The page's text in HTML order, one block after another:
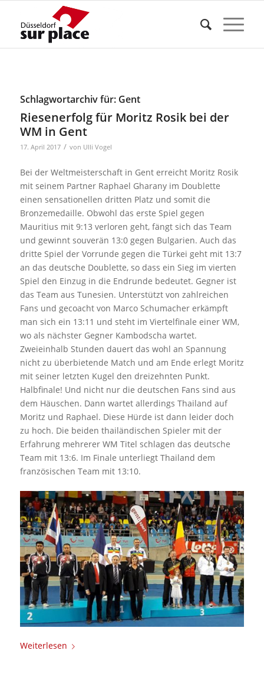
Schlagwortarchiv für: Gent
Riesenerfolg für Moritz Rosik bei der
WM in Gent
17. April 2017 / von Ulli Vogel
Bei der Weltmeisterschaft in Gent erreicht Moritz Rosik
mit seinem Partner Raphael Gharany im Doublette
einen sensationellen dritten Platz und somit die
Bronzemedaille. Obwohl das erste Spiel gegen
Mauritius mit 9:13 verloren geht, fängt sich das Team
und gewinnt souverän 13:0 gegen Bulgarien. Auch das
dritte Spiel der Vorrunde gegen die Türkei geht mit 13:7
an das deutsche Doublette, so dass ein Sieg im vierten
Spiel den Einzug in die Endrunde bedeutet. Gegner ist
das Team aus Tunesien. Unterstützt von zahlreichen
Fans und gecoacht von Marco Schumacher erkämpft
man sich ein 13:11 und steht im Viertelfinale einer WM,
wo als nächster Gegner Kambodscha wartet.
Zweieinhalb Stunden dauert das wohl an Spannung
nicht zu überbietende Match und am Ende erlegt Moritz
mit seiner letzten Kugel den dreizehnten Punkt.
Halbfinale! Und nicht nur die deutschen Fans sind aus
dem Häuschen. Dann wartet allerdings Thailand auf
Moritz und Raphael. Diese Hürde ist dann leider doch
zu hoch. Die beiden thailändischen Spieler mit der
Erfahrung mehrerer WM Titel schlagen das deutsche
Team mit 13:6. Im Finale unterliegt Thailand dem
französischen Team mit 13:10.
Weiterlesen